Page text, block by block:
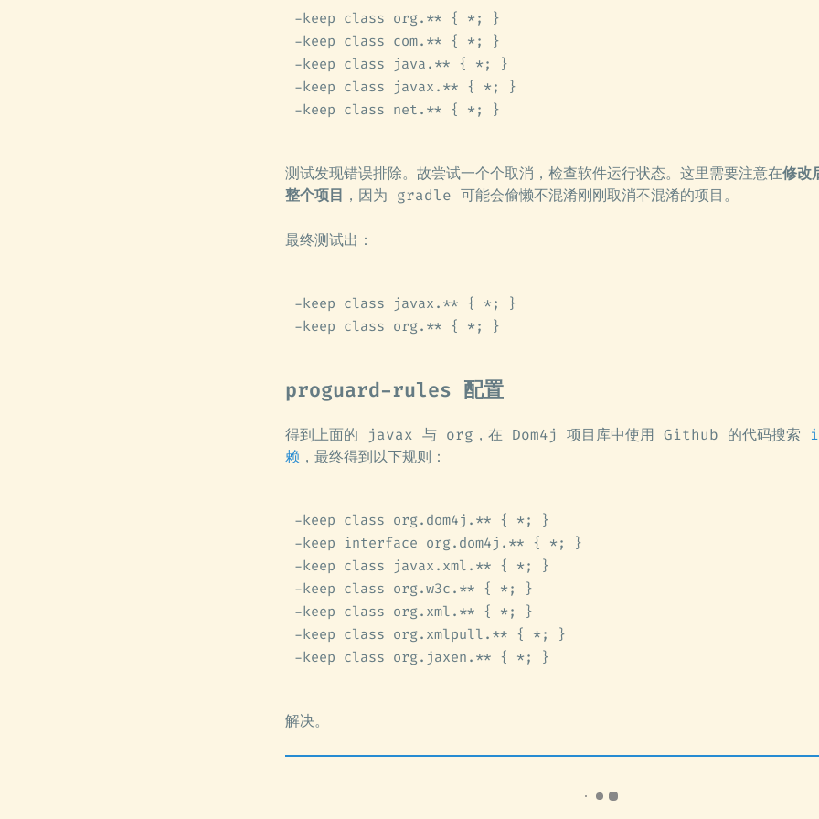
-keep class org.** { *; }
-keep class com.** { *; }
-keep class java.** { *; }
-keep class javax.** { *; }
-keep class net.** { *; }
测试发现错误排除。故尝试一个个取消，检查软件运行状态。这里需要注意在修
整个项目 ，因为 gradle 可能会偷懒不混淆刚刚取消不混淆的项目。
最终测试出：
-keep class javax.** { *; }
-keep class org.** { *; }
proguard-rules 配置
得到上面的 javax 与 org，在 Dom4j 项目库中使用 Github 的代码搜索
赖 ，最终得到以下规则：
-keep class org.dom4j.** { *; }
-keep interface org.dom4j.** { *; }
-keep class javax.xml.** { *; }
-keep class org.w3c.** { *; }
-keep class org.xml.** { *; }
-keep class org.xmlpull.** { *; }
-keep class org.jaxen.** { *; }
解决。